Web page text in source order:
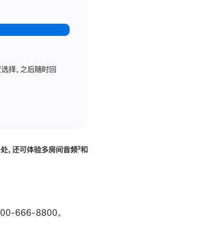
择，之后随时回
，还可体验多‍房‍间音频脚
³和
666-8800。